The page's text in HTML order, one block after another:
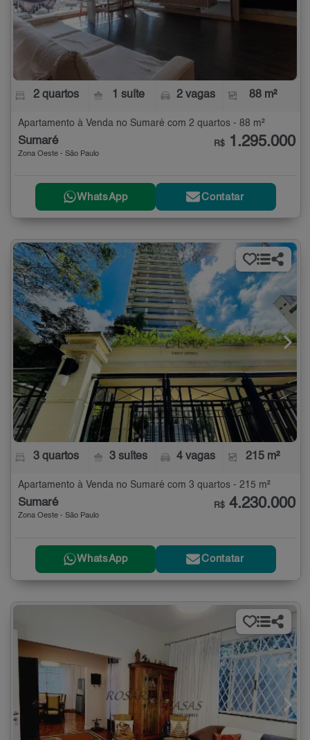
2 quartos 1 suíte 2 vagas 88 m²
Apartamento à Venda no Sumaré com 2 quartos - 88 m²
Sumaré
Zona Oeste - São Paulo
R$ 1.295.000
WhatsApp Contatar
3 quartos 3 suítes 4 vagas 215 m²
Apartamento à Venda no Sumaré com 3 quartos - 215 m²
Sumaré
Zona Oeste - São Paulo
R$ 4.230.000
WhatsApp Contatar